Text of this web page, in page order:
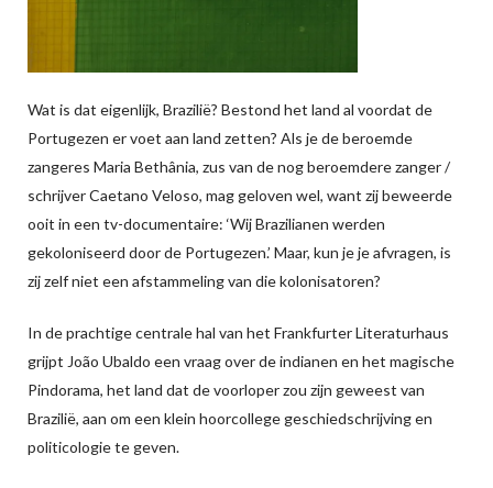
Wat is dat eigenlijk, Brazilië? Bestond het land al voordat de
Portugezen er voet aan land zetten? Als je de beroemde
zangeres Maria Bethânia, zus van de nog beroemdere zanger /
schrijver Caetano Veloso, mag geloven wel, want zij beweerde
ooit in een tv-documentaire: ‘Wij Brazilianen werden
gekoloniseerd door de Portugezen.’ Maar, kun je je afvragen, is
zij zelf niet een afstammeling van die kolonisatoren?
In de prachtige centrale hal van het Frankfurter Literaturhaus
grijpt João Ubaldo een vraag over de indianen en het magische
Pindorama, het land dat de voorloper zou zijn geweest van
Brazilië, aan om een klein hoorcollege geschiedschrijving en
politicologie te geven.